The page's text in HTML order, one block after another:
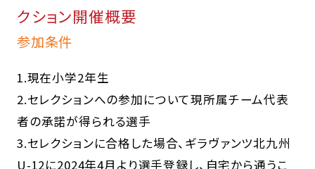
クション開催概要
参加条件
1.現在小学2年生
2.セレクションへの参加について現所属チーム代表
者の承諾が得られる選手
3.セレクションに合格した場合、ギラヴァンツ北九州
U-12に2024年4月より選手登録し、自宅から通うこ